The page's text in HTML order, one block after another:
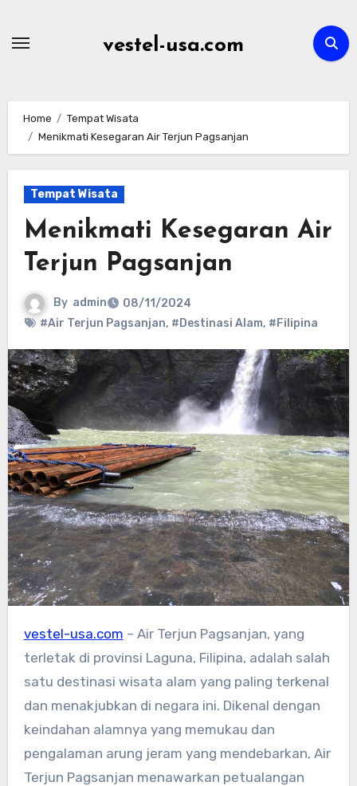
vestel-usa.com
Home
Tempat Wisata
Menikmati Kesegaran Air Terjun Pagsanjan
Tempat Wisata
Menikmati Kesegaran Air
Terjun Pagsanjan
By admin
08/11/2024
#Air Terjun Pagsanjan, #Destinasi Alam, #Filipina
vestel-usa.com – Air Terjun Pagsanjan, yang
terletak di provinsi Laguna, Filipina, adalah salah
satu destinasi wisata alam yang paling terkenal
dan menakjubkan di negara ini. Dikenal dengan
keindahan alamnya yang memukau dan
pengalaman arung jeram yang mendebarkan, Air
Terjun Pagsanjan menawarkan petualangan